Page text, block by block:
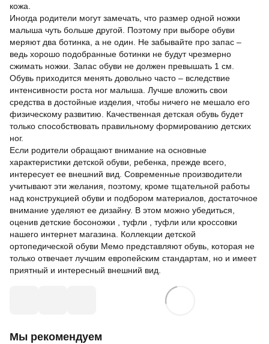
кожа.
Иногда родители могут замечать, что размер одной ножки
малыша чуть больше другой. Поэтому при выборе обуви
меряют два ботинка, а не один. Не забывайте про запас –
ведь хорошо подобранные ботинки не будут чрезмерно
сжимать ножки. Запас обуви не должен превышать 1 см.
Обувь приходится менять довольно часто – вследствие
интенсивности роста ног малыша. Лучше вложить свои
средства в достойные изделия, чтобы ничего не мешало его
физическому развитию. Качественная детская обувь будет
только способствовать правильному формированию детских
ног.
Если родители обращают внимание на основные
характеристики детской обуви, ребенка, прежде всего,
интересует ее внешний вид. Современные производители
учитывают эти желания, поэтому, кроме тщательной работы
над конструкцией обуви и подбором материалов, достаточное
внимание уделяют ее дизайну. В этом можно убедиться,
оценив детские босоножки , туфли , туфли или кроссовки
нашего интернет магазина. Коллекции детской
ортопедической обуви Мемо представляют обувь, которая не
только отвечает лучшим европейским стандартам, но и имеет
приятный и интересный внешний вид.
Мы рекомендуем